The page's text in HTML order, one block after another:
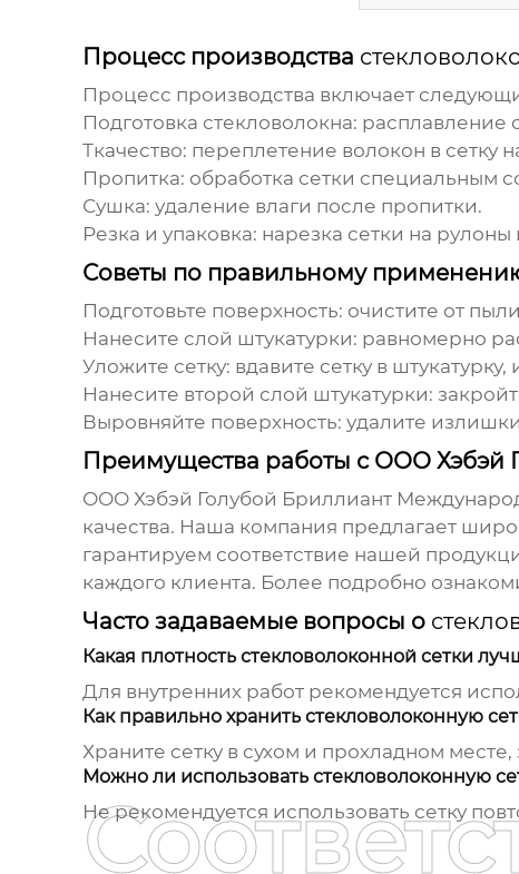
Процесс производства
Процесс производства включает
Подготовка стекловолокна:
Ткачество: переплетение волокон в сетку
Пропитка: обработка сетки специальным
Сушка: удаление влаги после пропитки.
Резка и упаковка: нарезка сетки на
Советы по правильному
Подготовьте поверхность: очистите от
Нанесите слой штукатурки: равномерно
Уложите сетку: вдавите сетку в
Нанесите второй слой штукатурки:
Выровняйте поверхность: удалите
Преимущества работы с ООО
ООО Хэбэй Голубой Бриллиант
качества. Наша компания предлагает
гарантируем соответствие нашей
каждого клиента. Более подробно
Часто задаваемые вопросы о
Какая плотность стекловолоконной сетки
Для внутренних работ рекомендуется
Как правильно хранить стекловолоконную
Храните сетку в сухом и прохладном
Можно ли использовать стекловолоконную
Не рекомендуется использовать сетку